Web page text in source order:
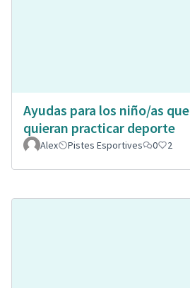
Ayudas para los niño/as que
quieran practicar deporte
Alex Pistes Esportives 0 2